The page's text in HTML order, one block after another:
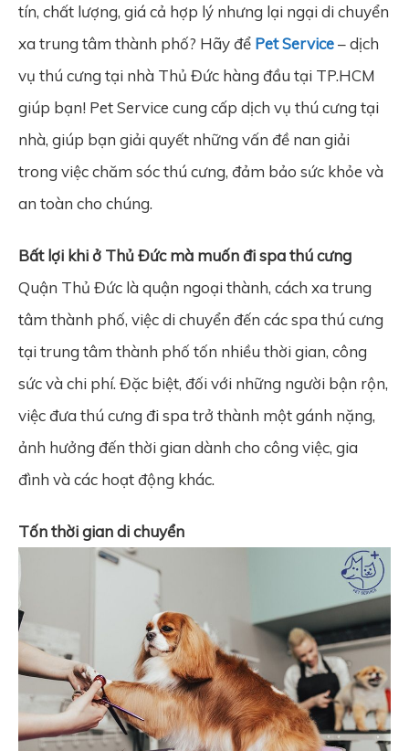
tín, chất lượng, giá cả hợp lý nhưng lại ngại di chuyển
xa trung tâm thành phố? Hãy để Pet Service– dịch
vụ thú cưng tại nhà Thủ Đức hàng đầu tại TP.HCM
giúp bạn! Pet Service cung cấp dịch vụ thú cưng tại
nhà, giúp bạn giải quyết những vấn đề nan giải
trong việc chăm sóc thú cưng, đảm bảo sức khỏe và
an toàn cho chúng.
Bất lợi khi ở Thủ Đức mà muốn đi spa thú cưng
Quận Thủ Đức là quận ngoại thành, cách xa trung
tâm thành phố, việc di chuyển đến các spa thú cưng
tại trung tâm thành phố tốn nhiều thời gian, công
sức và chi phí. Đặc biệt, đối với những người bận rộn,
việc đưa thú cưng đi spa trở thành một gánh nặng,
ảnh hưởng đến thời gian dành cho công việc, gia
đình và các hoạt động khác.
Tốn thời gian di chuyển